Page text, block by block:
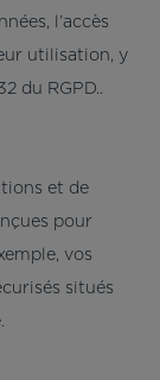
l’accès
utilisation, y
du RGPD..
et de
pour
vos
situés